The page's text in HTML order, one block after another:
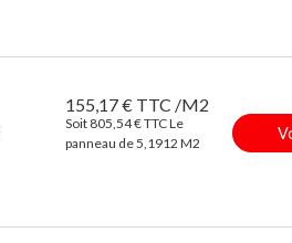
155,17 € TTC /M2
Soit 805,54 € TTC Le
panneau de 5,1912 M2